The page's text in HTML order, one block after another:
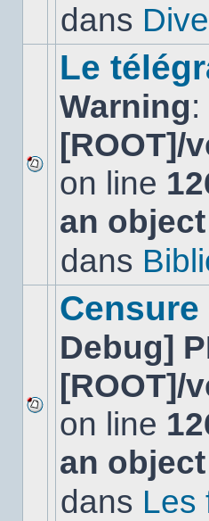
dansdans
Aucun
nouveau
message
non-
dans
Le
Warning
[ROOT]/
on line
an
dans
Aucun
nouveau
message
non-
dans
Debug]
[ROOT]/
on line
an
dans Les